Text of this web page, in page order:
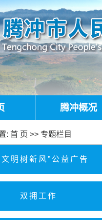
腾冲概况
: 首 页 >> 专题栏目
文明树新风”公益广告
双拥工作